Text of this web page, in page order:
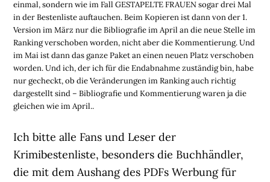
einmal, sondern wie im Fall GESTAPELTE FRAUEN sogar drei Mal
in der Bestenliste auftauchen. Beim Kopieren ist dann von der 1.
Version im März nur die Bibliografie im April an die neue Stelle im
Ranking verschoben worden, nicht aber die Kommentierung. Und
im Mai ist dann das ganze Paket an einen neuen Platz verschoben
worden. Und ich, der ich für die Endabnahme zuständig bin, habe
nur gecheckt, ob die Veränderungen im Ranking auch richtig
dargestellt sind – Bibliografie und Kommentierung waren ja die
gleichen wie im April..
Ich bitte alle Fans und Leser der
Krimibestenliste, besonders die Buchhändler,
die mit dem Aushang des PDFs Werbung für